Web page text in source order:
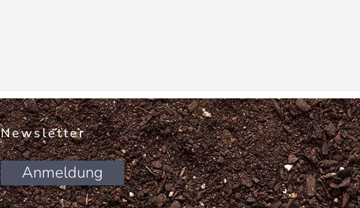
Newsletter
Anmeldung